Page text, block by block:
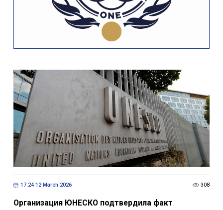
17:24 12 March 2026 308
Организация ЮНЕСКО подтвердила факт